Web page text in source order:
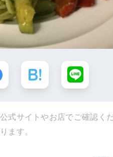
式サイトやお店でご確認く
ます。